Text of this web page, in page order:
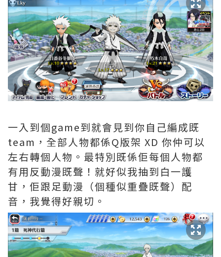
一入到個game到就會見到你自己編成既
team，全部人物都係Q版架 XD 你仲可以
左右轉個人物。最特別既係佢每個人物都
有用反動漫既聲！就好似我抽到白一護
甘，佢跟足動漫（個種似重疊既聲） 配
音，我覺得好親切。